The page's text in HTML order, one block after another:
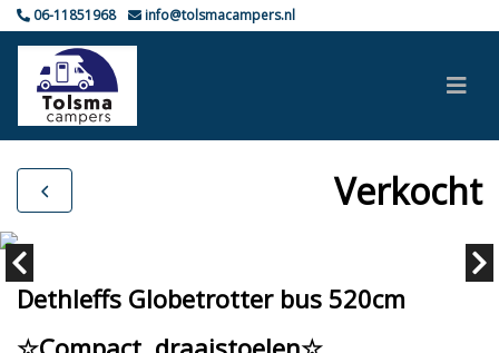
06-11851968 info@tolsmacampers.nl
Verkocht
Dethleffs Globetrotter bus 520cm